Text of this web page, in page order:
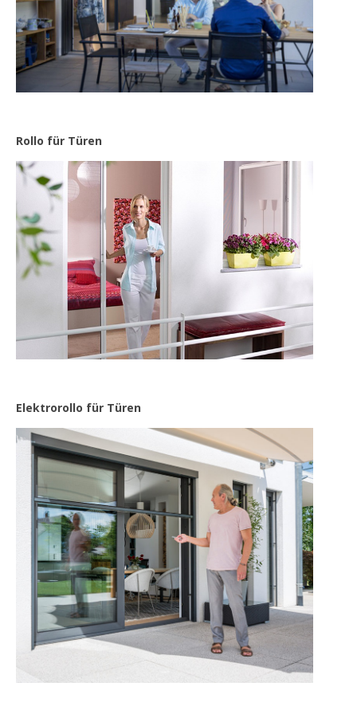
Rollo für Türen
Elektrorollo für Türen